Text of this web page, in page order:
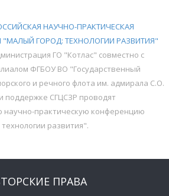
НАУЧНО-ПРАКТИЧЕСКАЯ
ГОРОД: ТЕХНОЛОГИИ РАЗВИТИЯ"
ГО "Котлас" совместно с
ФГБОУ ВО "Государственный
и речного флота им. адмирала С.О.
поддержке СГЦСЗР проводят
научно-практическую конференцию
развития".
ПРАВА